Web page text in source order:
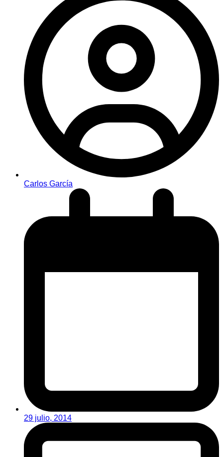
Carlos García
29 julio, 2014